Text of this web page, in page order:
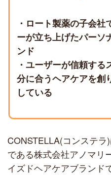
・ロート製薬の子会社
ーが立ち上げたパーソ
ンド
・ユーザーが信頼す
分に合うヘアケアを創
している
CONSTELLA(コンステ
である株式会社アノマリ
イズドヘアケアブランド